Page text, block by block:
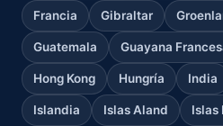
Francia Gibraltar
Guatemala Guayana
Hong Kong Hungría India
Islandia Islas Aland Islas